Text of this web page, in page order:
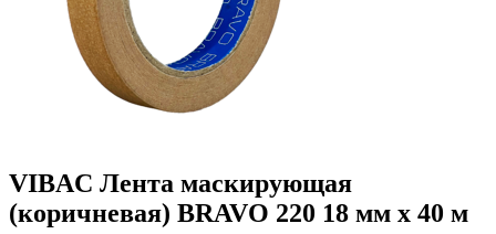
VIBAC Лента маскирующая
(коричневая) BRAVO 220 18 мм х 40 м